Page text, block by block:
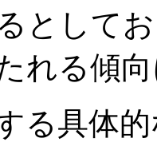
として
れる傾
る具体